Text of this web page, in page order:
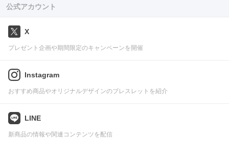
公式アカウント
X
プレゼント企画や期間限定のキャンペーンを開催
Instagram
おすすめ商品やオリジナルデザインのブレスレットを紹介
LINE
新商品の情報や関連コンテンツを配信